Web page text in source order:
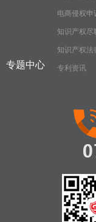
电商侵权申
知识产权尽
知识产权法
专题中心 专利资讯